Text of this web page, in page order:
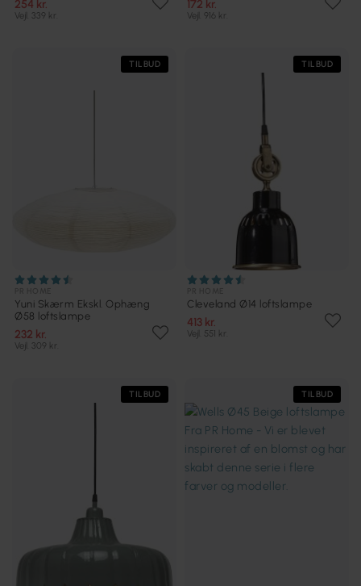
254 kr.
Vejl. 339 kr.
172 kr.
Vejl. 916 kr.
TILBUD
Yuni Skærm Ekskl. Ophæng
Ø58 loftslampe
232 kr.
Vejl. 309 kr.
TILBUD
Cleveland Ø14 loftslampe
413 kr.
Vejl. 551 kr.
TILBUD TILBUD